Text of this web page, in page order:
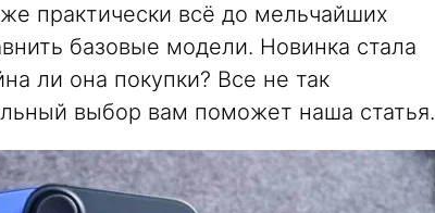
практически всё до мельчайших
базовые модели. Новинка стала
ли она покупки? Все не так
выбор вам поможет наша статья.